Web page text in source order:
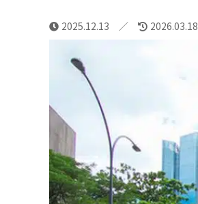
2025.12.13 2026.03.18